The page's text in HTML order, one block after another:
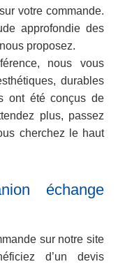
votre commande.
approfondie des
proposez.
nous vous
durables
ont été conçus de
plus, passez
cherchez le haut
échange
sur notre site
d’un devis